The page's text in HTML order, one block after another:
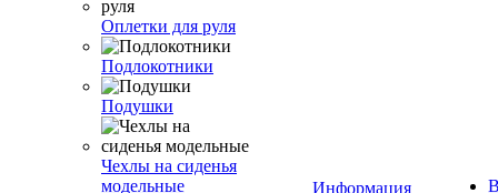
Оплетки для руля
Подлокотники
Подушки
Чехлы на сиденья
модельные
Информация